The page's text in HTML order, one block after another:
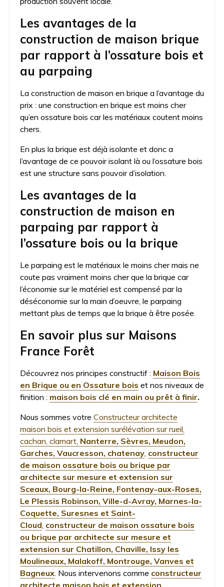
Les avantages de la
construction de maison brique
par rapport à l’ossature bois et
au parpaing
La construction de maison en brique a l’avantage du
prix : une construction en brique est moins cher
qu’en ossature bois car les matériaux coutent moins
chers.
En plus la brique est déjà isolante et donc a
l’avantage de ce pouvoir isolant là ou l’ossature bois
est une structure sans pouvoir d’isolation.
Les avantages de la
construction de maison en
parpaing par rapport à
l’ossature bois ou la brique
Le parpaing est le matériaux le moins cher mais ne
coute pas vraiment moins cher que la brique car
l’économie sur le matériel est compensé par la
déséconomie sur la main d’oeuvre, le parpaing
mettant plus de temps que la brique à être posée.
En savoir plus sur Maisons
France Forêt
Découvrez nos principes constructif : Maison Bois
en Brique ou en Ossature bois et nos niveaux de
finition : maison bois clé en main ou prêt à finir.
Nous sommes votre Constructeur architecte
maison bois et extension surélévation sur rueil,
cachan, clamart, Nanterre, Sèvres, Meudon,
Garches, Vaucresson, chatenay, constructeur
de maison ossature bois ou brique par
architecte sur mesure et extension sur
Sceaux, Bourg-la-Reine, Fontenay-aux-Roses,
Le Plessis Robinson, Ville-d-Avray, Marnes-la-
Coquette, Suresnes et Saint-
Cloud, constructeur de maison ossature bois
ou brique par architecte sur mesure et
extension sur Chatillon, Chaville, Issy les
Moulineaux, Malakoff, Montrouge, Vanves et
Bagneux. Nous intervenons comme constructeur